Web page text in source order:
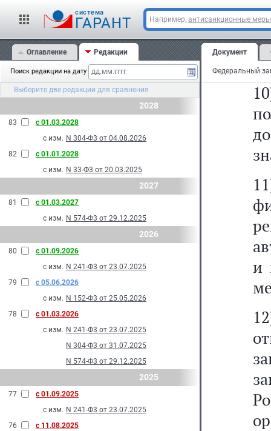
cистема
ГАРАНТ Например, антисанкционные меры
Оглавление Редакции
Поиск редакции на дату
Выберите две редакции для сравнения
2028
83
с 01.03.2028
с изм. N 304-Ф3 от 04.08.2026
82
с 01.01.2028
с изм. N 33-Ф3 от 20.03.2025
2027
81
с 01.03.2027
с изм. N 574-Ф3 от 29.12.2025
2026
80
с 01.09.2026
с изм. N 241-Ф3 от 23.07.2025
79
с 05.06.2026
с изм. N 152-Ф3 от 25.05.2026
78
с 01.03.2026
с изм. N 241-Ф3 от 23.07.2025
N 304-Ф3 от 31.07.2025
N 574-Ф3 от 29.12.2025
2025
77
с 01.09.2025
с изм. N 241-Ф3 от 23.07.2025
76
с 11.08.2025
Документ
и